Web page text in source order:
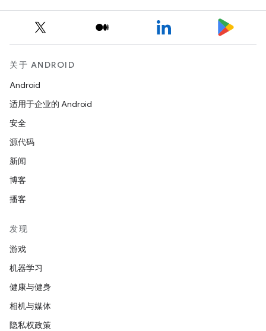
关于 ANDROID
Android
适用于企业的 Android
安全
源代码
新闻
博客
播客
发现
游戏
机器学习
健康与健身
相机与媒体
隐私权政策